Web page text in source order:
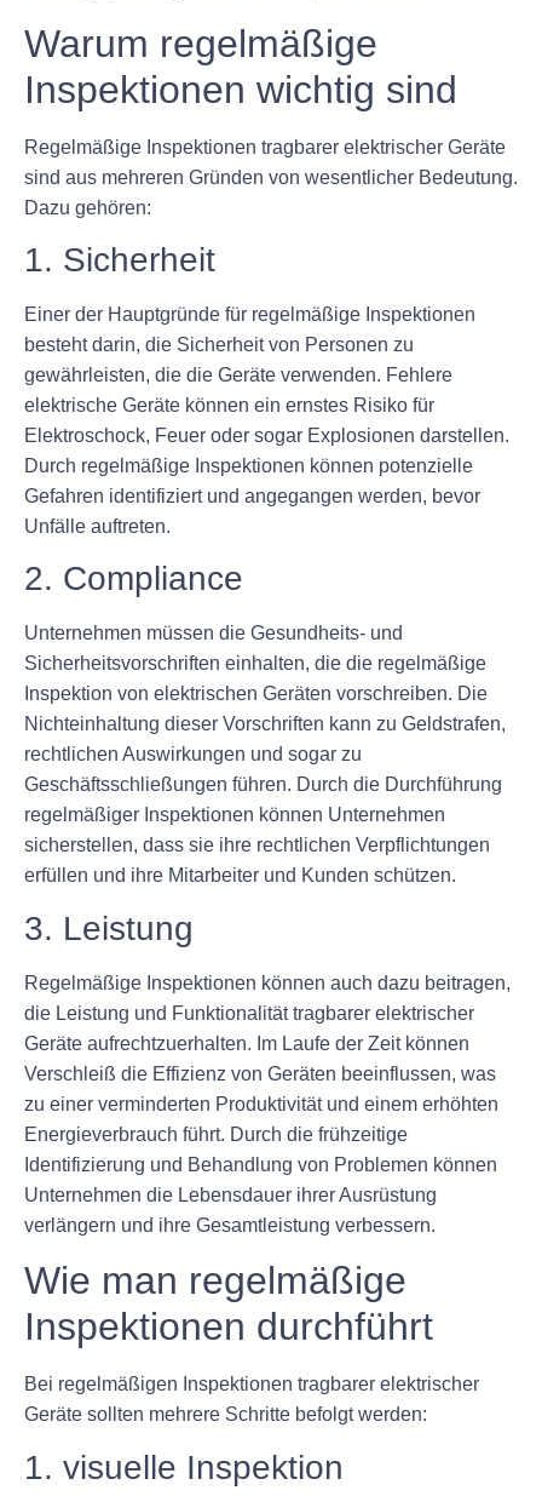
Warum regelmäßige
Inspektionen wichtig sind
Regelmäßige Inspektionen tragbarer elektrischer Geräte
sind aus mehreren Gründen von wesentlicher Bedeutung.
Dazu gehören:
1. Sicherheit
Einer der Hauptgründe für regelmäßige Inspektionen
besteht darin, die Sicherheit von Personen zu
gewährleisten, die die Geräte verwenden. Fehlere
elektrische Geräte können ein ernstes Risiko für
Elektroschock, Feuer oder sogar Explosionen darstellen.
Durch regelmäßige Inspektionen können potenzielle
Gefahren identifiziert und angegangen werden, bevor
Unfälle auftreten.
2. Compliance
Unternehmen müssen die Gesundheits- und
Sicherheitsvorschriften einhalten, die die regelmäßige
Inspektion von elektrischen Geräten vorschreiben. Die
Nichteinhaltung dieser Vorschriften kann zu Geldstrafen,
rechtlichen Auswirkungen und sogar zu
Geschäftsschließungen führen. Durch die Durchführung
regelmäßiger Inspektionen können Unternehmen
sicherstellen, dass sie ihre rechtlichen Verpflichtungen
erfüllen und ihre Mitarbeiter und Kunden schützen.
3. Leistung
Regelmäßige Inspektionen können auch dazu beitragen,
die Leistung und Funktionalität tragbarer elektrischer
Geräte aufrechtzuerhalten. Im Laufe der Zeit können
Verschleiß die Effizienz von Geräten beeinflussen, was
zu einer verminderten Produktivität und einem erhöhten
Energieverbrauch führt. Durch die frühzeitige
Identifizierung und Behandlung von Problemen können
Unternehmen die Lebensdauer ihrer Ausrüstung
verlängern und ihre Gesamtleistung verbessern.
Wie man regelmäßige
Inspektionen durchführt
Bei regelmäßigen Inspektionen tragbarer elektrischer
Geräte sollten mehrere Schritte befolgt werden:
1. visuelle Inspektion